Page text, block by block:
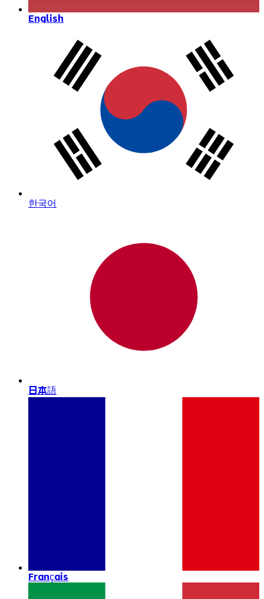
English
한국어
日本語
Français